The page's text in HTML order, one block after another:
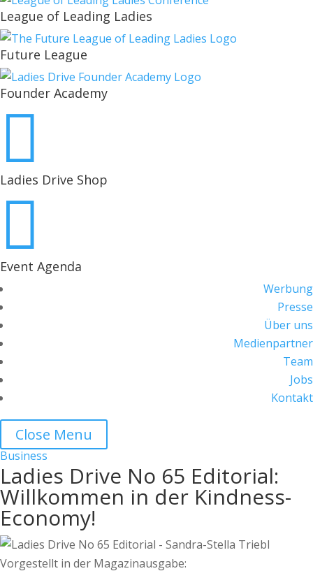
League of Leading Ladies
Future League
Founder Academy

Ladies Drive Shop

Event Agenda
Werbung
Presse
Über uns
Medienpartner
Team
Jobs
Kontakt
Close Menu
Business
Ladies Drive No 65 Editorial:
Willkommen in der Kindness-
Economy!
Vorgestellt in der Magazinausgabe: